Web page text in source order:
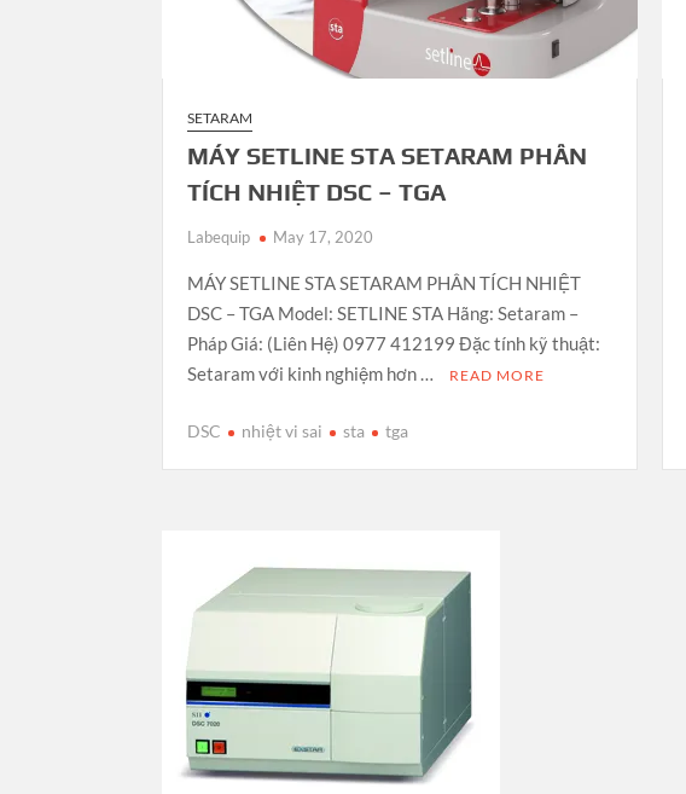
SETARAM
MÁY SETLINE STA SETARAM PHÂN
TÍCH NHIỆT DSC – TGA
Labequip May 17, 2020
MÁY SETLINE STA SETARAM PHÂN TÍCH NHIỆT
DSC – TGA Model: SETLINE STA Hãng: Setaram –
Pháp Giá: (Liên Hệ) 0977 412199 Đặc tính kỹ thuật:
Setaram với kinh nghiệm hơn …
READ MORE
DSC nhiệt vi sai sta tga